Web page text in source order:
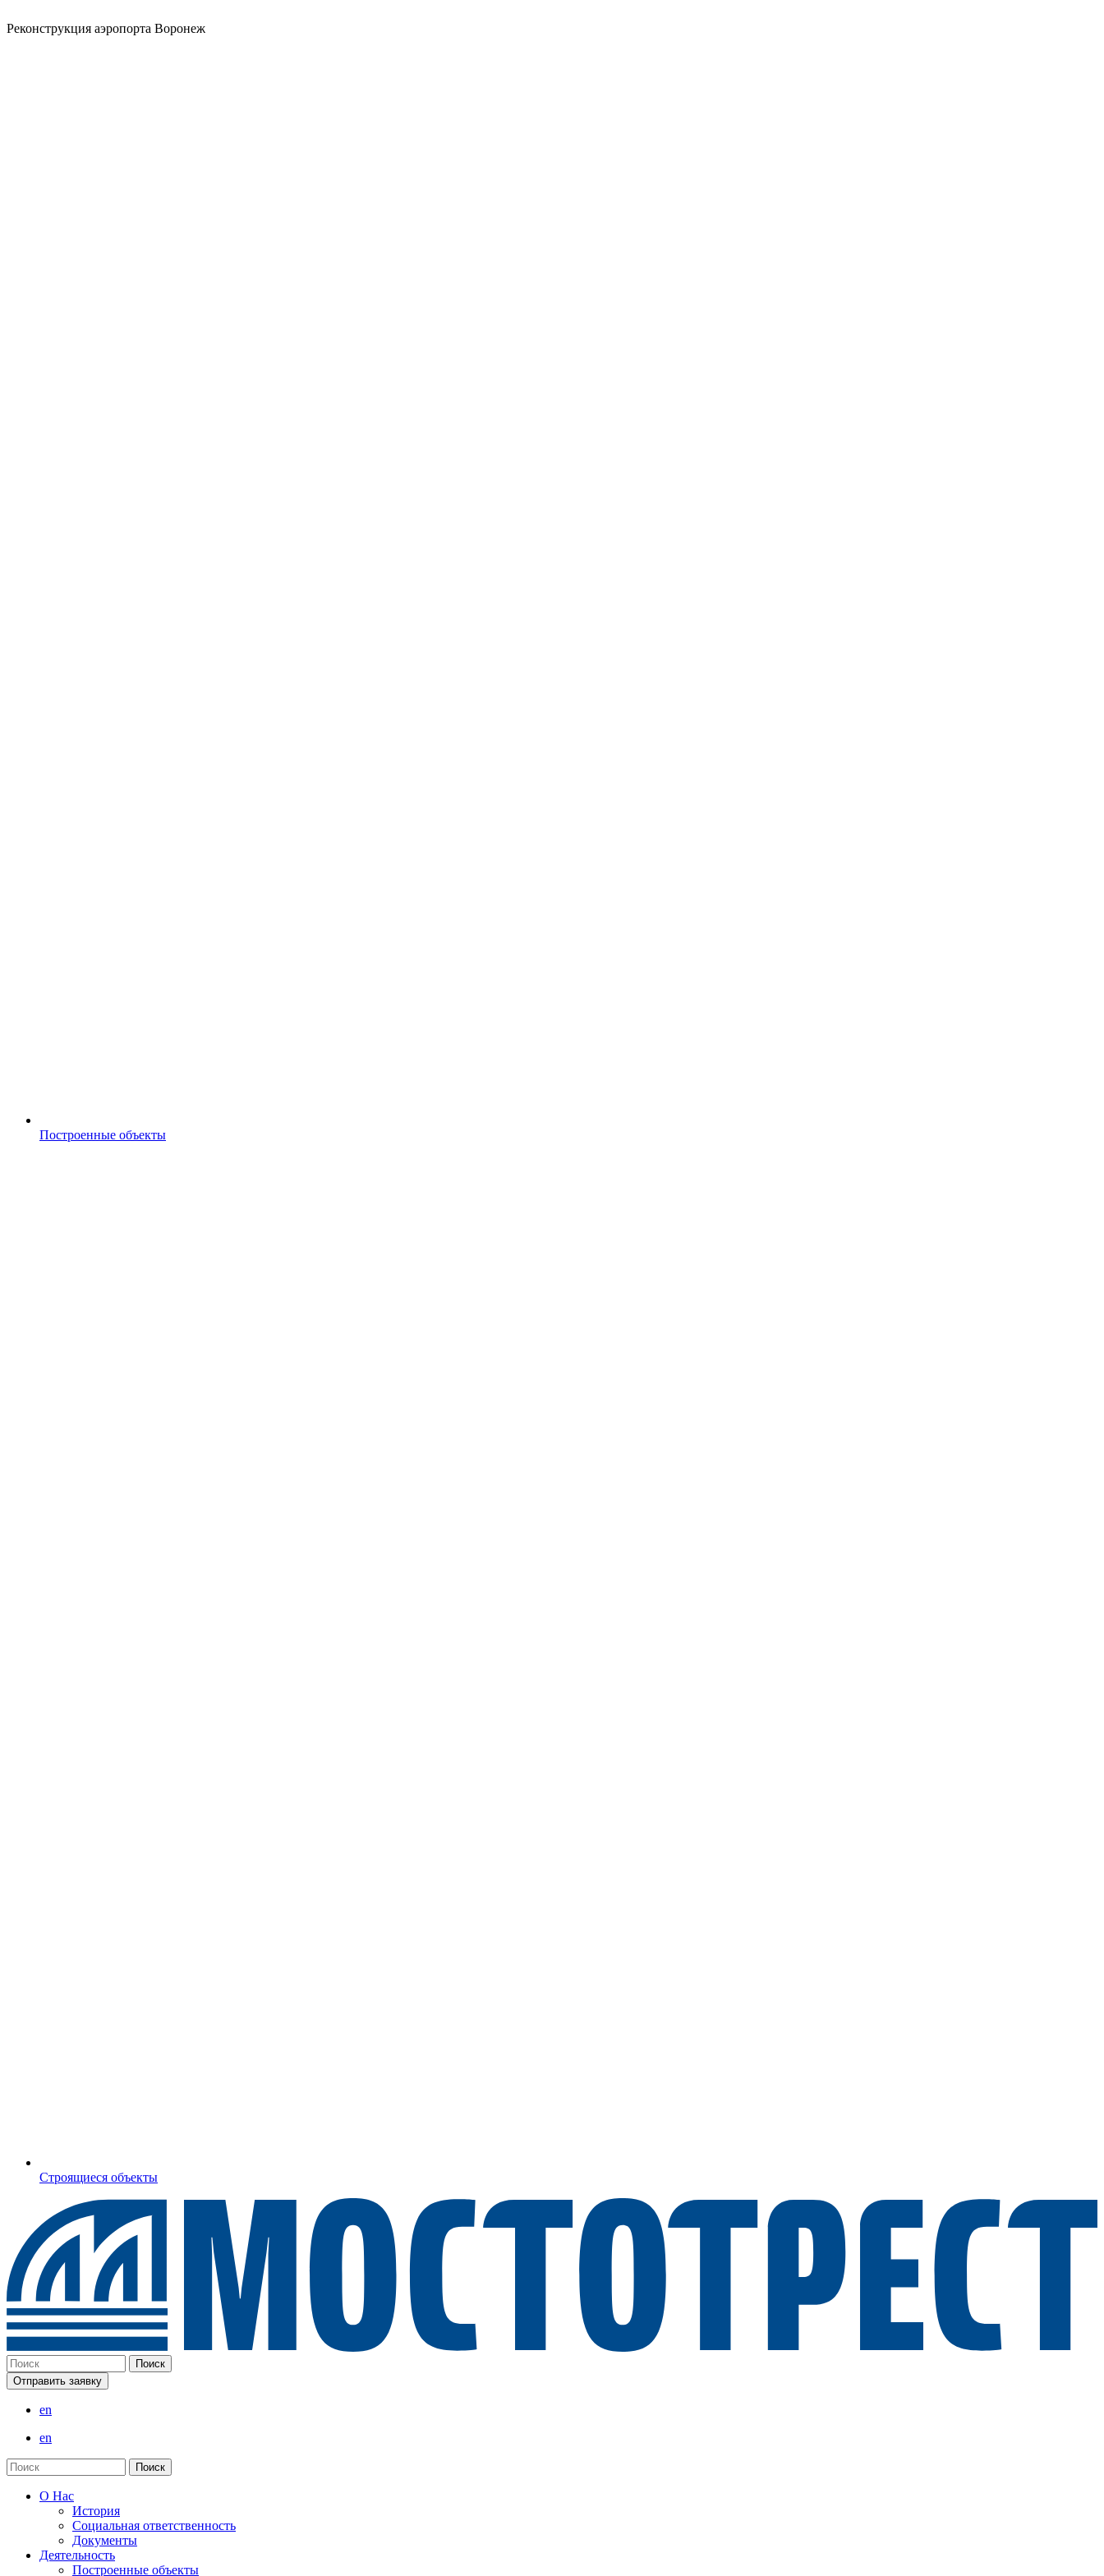
Реконструкция аэропорта Воронеж
Построенные объекты
Строящиеся объекты
Отправить заявку
en
en
О Нас
История
Социальная ответственность
Документы
Деятельность
Построенные объекты